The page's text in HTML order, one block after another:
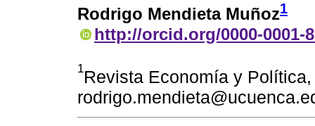
Rodrigo Mendieta Muñoz1
http://orcid.org/0000-0001-
1Revista Economía y